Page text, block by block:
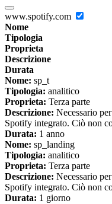
www.spotify.com
Nome
Tipologia
Proprieta
Descrizione
Durata
Nome: sp_t
Tipologia: analitico
Proprieta: Terza parte
Descrizione: Necessario
Spotify integrato. Ciò non
Durata: 1 anno
Nome: sp_landing
Tipologia: analitico
Proprieta: Terza parte
Descrizione: Necessario
Spotify integrato. Ciò non
Durata: 1 giorno